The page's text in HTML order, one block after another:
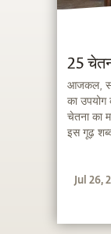
25
आजकल,
का
चेतना का
इस गूढ़
Jul 26,